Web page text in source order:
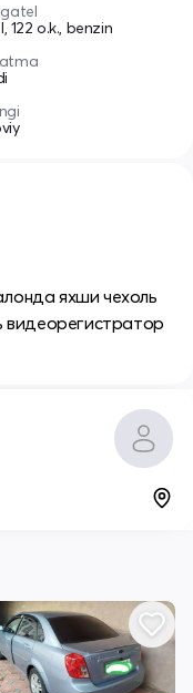
122 o.k., benzin
яхши чехоль